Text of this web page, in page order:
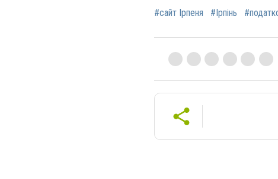
#сайт Ірпеня #Ірпінь